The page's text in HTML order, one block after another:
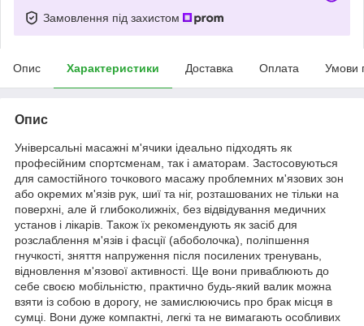
Замовлення під захистом
Опис Характеристики Доставка Оплата Умови
Опис
Універсальні масажні м'ячики ідеально підходять як
професійним спортсменам, так і аматорам. Застосовуються
для самостійного точкового масажу проблемних м'язових зон
або окремих м'язів рук, шиї та ніг, розташованих не тільки на
поверхні, але й глибоколижніх, без відвідування медичних
установ і лікарів. Також їх рекомендують як засіб для
розслаблення м'язів і фасції (абоболочка), поліпшення
гнучкості, зняття напруження після посилених тренувань,
відновлення м'язової активності. Ще вони приваблюють до
себе своєю мобільністю, практично будь-який валик можна
взяти із собою в дорогу, не замислюючись про брак місця в
сумці. Вони дуже компактні, легкі та не вимагають особливих